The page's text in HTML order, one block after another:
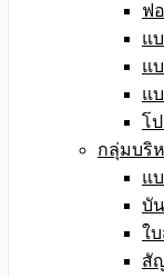
ฟ
แ
แ
แ
โ
กลุ่มบริ
แ
บั
ใ
สั